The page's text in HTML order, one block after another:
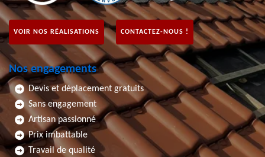
VOIR NOS RÉALISATIONS CONTACTEZ-NOUS !
Nos engagements
Devis et déplacement gratuits
Sans engagement
Artisan passionné
Prix imbattable
Travail de qualité